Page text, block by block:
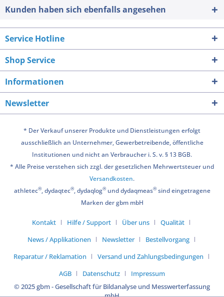
Kunden haben sich ebenfalls angesehen
Service Hotline
Shop Service
Informationen
Newsletter
* Der Verkauf unserer Produkte und Dienstleistungen erfolgt
ausschließlich an Unternehmer, Gewerbetreibende, öffentliche
Institutionen und nicht an Verbraucher i. S. v. § 13 BGB.
* Alle Preise verstehen sich zzgl. der gesetzlichen Mehrwertsteuer und
Versandkosten.
athletec®, dydaqtec®, dydaqlog®und dydaqmeas®sind eingetragene
Marken der gbm mbH
Kontakt Hilfe / Support Über uns
Qualität
News / Applikationen
Newsletter
Bestellvorgang
Reparatur / Reklamation
Versand und Zahlungsbedingungen
AGB
Datenschutz
Impressum
© 2025 gbm - Gesellschaft für Bildanalyse und Messwerterfassung